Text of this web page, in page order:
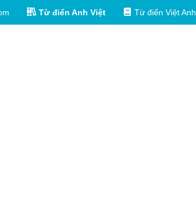
Từ điển Anh Việt Từ điển Việt Anh